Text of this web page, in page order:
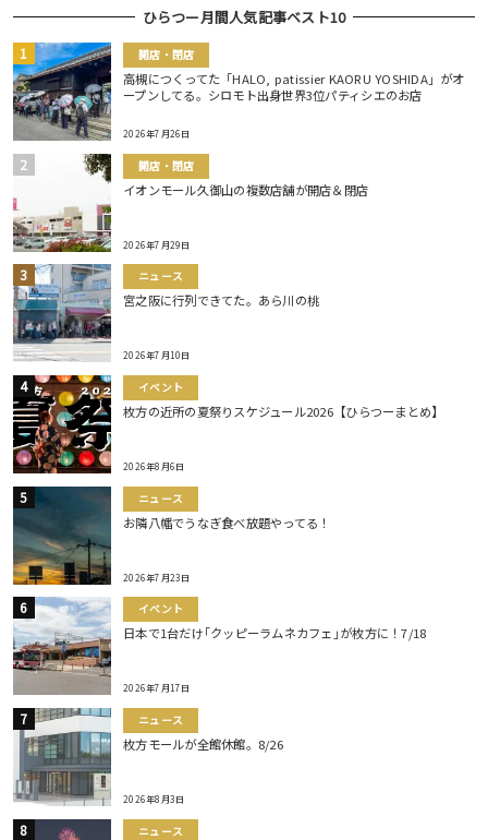
ひらつー月間人気記事ベスト10
開店・閉店
高槻につくってた「HALO, patissier KAORU YOSHIDA」がオ
ープンしてる。シロモト出身世界3位パティシエのお店
2026年7月26日
開店・閉店
イオンモール久御山の複数店舗が開店＆閉店
2026年7月29日
ニュース
宮之阪に行列できてた。あら川の桃
2026年7月10日
イベント
枚方の近所の夏祭りスケジュール2026【ひらつーまとめ】
2026年8月6日
ニュース
お隣八幡でうなぎ食べ放題やってる！
2026年7月23日
イベント
日本で1台だけ｢クッピーラムネカフェ｣が枚方に！7/18
2026年7月17日
ニュース
枚方モールが全館休館。8/26
2026年8月3日
ニュース